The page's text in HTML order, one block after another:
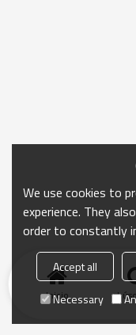
Inicio
We use cookies to
experience. They
order to constantly
Accept all
Necessary